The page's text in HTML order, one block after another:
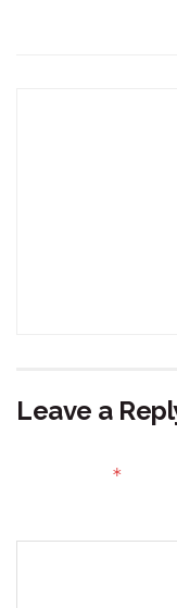
Leave a
*